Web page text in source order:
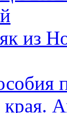
из
края.